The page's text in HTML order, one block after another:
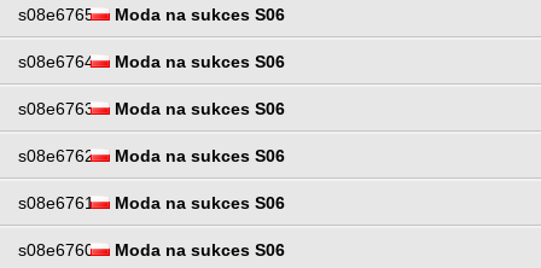
s08e6765 Moda na sukces S06
s08e6764 Moda na sukces S06
s08e6763 Moda na sukces S06
s08e6762 Moda na sukces S06
s08e6761 Moda na sukces S06
s08e6760 Moda na sukces S06